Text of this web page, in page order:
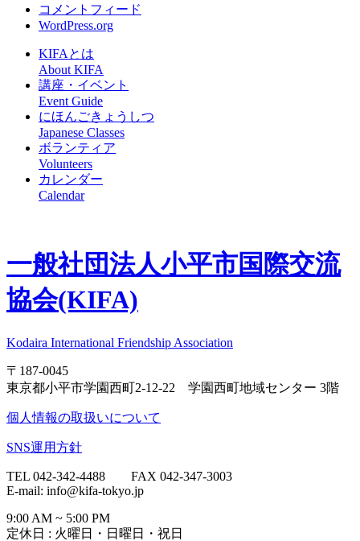
コメントフィード
WordPress.org
KIFAとは
About KIFA
講座・イベント
Event Guide
にほんごきょうしつ
Japanese Classes
ボランティア
Volunteers
カレンダー
Calendar
一般社団法人小平市国際交流
協会(KIFA)
Kodaira International Friendship Association
〒187-0045
東京都小平市学園西町2-12-22 学園西町地域センター 3階
個人情報の取扱いについて
SNS運用方針
TEL 042-342-4488 FAX 042-347-3003
E-mail: info@kifa-tokyo.jp
9:00 AM ~ 5:00 PM
定休日 : 火曜日・日曜日・祝日